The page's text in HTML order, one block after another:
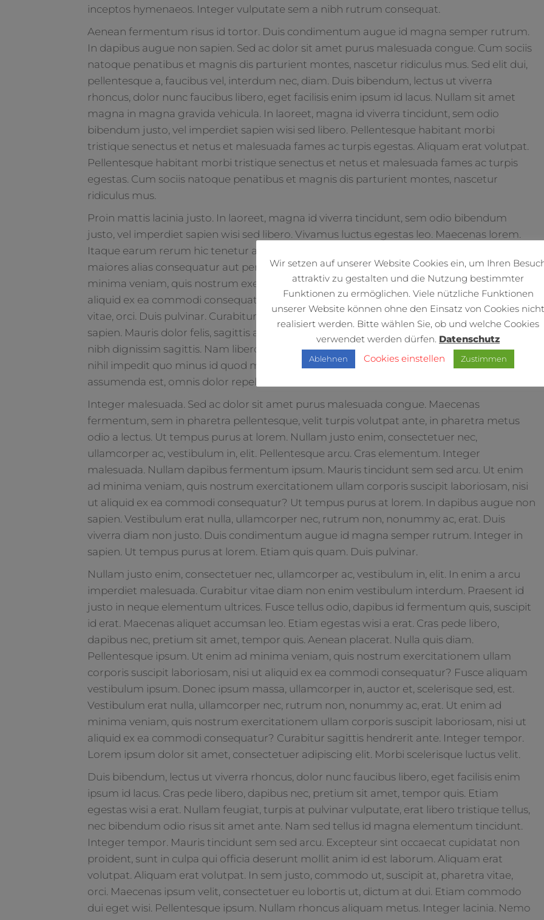
inceptos hymenaeos. Integer vulputate sem a nibh rutrum consequat.
Aenean fermentum risus id tortor. Duis condimentum augue id magna semper rutrum.
In dapibus augue non sapien. Sed ac dolor sit amet purus malesuada congue. Cum sociis
natoque penatibus et magnis dis parturient montes, nascetur ridiculus mus. Sed elit dui,
pellentesque a, faucibus vel, interdum nec, diam. Duis bibendum, lectus ut viverra
rhoncus, dolor nunc faucibus libero, eget facilisis enim ipsum id lacus. Nullam sit amet
magna in magna gravida vehicula. In laoreet, magna id viverra tincidunt, sem odio
bibendum justo, vel imperdiet sapien wisi sed libero. Pellentesque habitant morbi
tristique senectus et netus et malesuada fames ac turpis egestas. Aliquam erat volutpat.
Pellentesque habitant morbi tristique senectus et netus et malesuada fames ac turpis
egestas. Cum sociis natoque penatibus et magnis dis parturient montes, nascetur
ridiculus mus.
Proin mattis lacinia justo. In laoreet, magna id viverra tincidunt, sem odio bibendum
justo, vel imperdiet sapien wisi sed libero. Vivamus luctus egestas leo. Maecenas lorem.
Itaque earum rerum hic tenetur a sapiente delectus, ut aut reiciendis voluptatibus
maiores alias consequatur aut perferendis doloribus asperiores repellat. Ut enim ad
minima veniam, quis nostrum exercitationem ullam corporis suscipit laboriosam, nisi ut
aliquid ex ea commodi consequatur? In sem justo, commodo ut, suscipit at, pharetra
vitae, orci. Duis pulvinar. Curabitur ligula sapien, pulvinar a vestibulum quis, facilisis vel
sapien. Mauris dolor felis, sagittis at, luctus sed, aliquam non, tellus. Proin in tellus sit amet
nibh dignissim sagittis. Nam libero tempore, cum soluta nobis est eligendi optio cumque
nihil impedit quo minus id quod maxime placeat facere possimus, omnis voluptas
assumenda est, omnis dolor repellendus.
Integer malesuada. Sed ac dolor sit amet purus malesuada congue. Maecenas
fermentum, sem in pharetra pellentesque, velit turpis volutpat ante, in pharetra metus
odio a lectus. Ut tempus purus at lorem. Nullam justo enim, consectetuer nec,
ullamcorper ac, vestibulum in, elit. Pellentesque arcu. Cras elementum. Integer
malesuada. Nullam dapibus fermentum ipsum. Mauris tincidunt sem sed arcu. Ut enim
ad minima veniam, quis nostrum exercitationem ullam corporis suscipit laboriosam, nisi
ut aliquid ex ea commodi consequatur? Ut tempus purus at lorem. In dapibus augue non
sapien. Vestibulum erat nulla, ullamcorper nec, rutrum non, nonummy ac, erat. Duis
viverra diam non justo. Duis condimentum augue id magna semper rutrum. Integer in
sapien. Ut tempus purus at lorem. Etiam quis quam. Duis pulvinar.
Nullam justo enim, consectetuer nec, ullamcorper ac, vestibulum in, elit. In enim a arcu
imperdiet malesuada. Curabitur vitae diam non enim vestibulum interdum. Praesent id
justo in neque elementum ultrices. Fusce tellus odio, dapibus id fermentum quis, suscipit
id erat. Maecenas aliquet accumsan leo. Etiam egestas wisi a erat. Cras pede libero,
dapibus nec, pretium sit amet, tempor quis. Aenean placerat. Nulla quis diam.
Pellentesque ipsum. Ut enim ad minima veniam, quis nostrum exercitationem ullam
corporis suscipit laboriosam, nisi ut aliquid ex ea commodi consequatur? Fusce aliquam
vestibulum ipsum. Donec ipsum massa, ullamcorper in, auctor et, scelerisque sed, est.
Vestibulum erat nulla, ullamcorper nec, rutrum non, nonummy ac, erat. Ut enim ad
minima veniam, quis nostrum exercitationem ullam corporis suscipit laboriosam, nisi ut
aliquid ex ea commodi consequatur? Curabitur sagittis hendrerit ante. Integer tempor.
Lorem ipsum dolor sit amet, consectetuer adipiscing elit. Morbi scelerisque luctus velit.
Duis bibendum, lectus ut viverra rhoncus, dolor nunc faucibus libero, eget facilisis enim
ipsum id lacus. Cras pede libero, dapibus nec, pretium sit amet, tempor quis. Etiam
egestas wisi a erat. Nullam feugiat, turpis at pulvinar vulputate, erat libero tristique tellus,
nec bibendum odio risus sit amet ante. Nam sed tellus id magna elementum tincidunt.
Integer tempor. Mauris tincidunt sem sed arcu. Excepteur sint occaecat cupidatat non
proident, sunt in culpa qui officia deserunt mollit anim id est laborum. Aliquam erat
volutpat. Aliquam erat volutpat. In sem justo, commodo ut, suscipit at, pharetra vitae,
orci. Maecenas ipsum velit, consectetuer eu lobortis ut, dictum at dui. Etiam commodo
dui eget wisi. Pellentesque ipsum. Nullam rhoncus aliquam metus. Integer lacinia. Nemo
Wir setzen auf unserer Website Cookies ein, um Ihren
attraktiv zu gestalten und die Nutzung bestimmter
Funktionen zu ermöglichen. Viele nützliche Funktionen
unserer Website können ohne den Einsatz von Cookies nicht
realisiert werden. Bitte wählen Sie, ob und welche Cookies
verwendet werden dürfen. Datenschutz
Ablehnen Cookies einstellen Zustimmen